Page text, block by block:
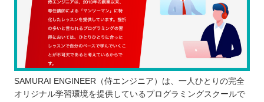
SAMURAI ENGINEER（侍エンジニア）は、一人ひとりの完全
オリジナル学習環境を提供しているプログラミングスクールで